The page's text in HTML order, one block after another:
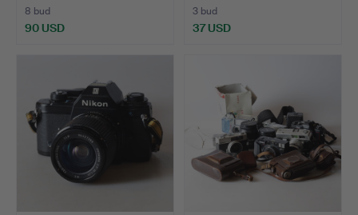
8 bud
90 USD
3 bud
37 USD